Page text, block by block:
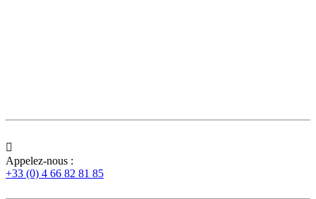

Appelez-nous :
+33 (0) 4 66 82 81 85